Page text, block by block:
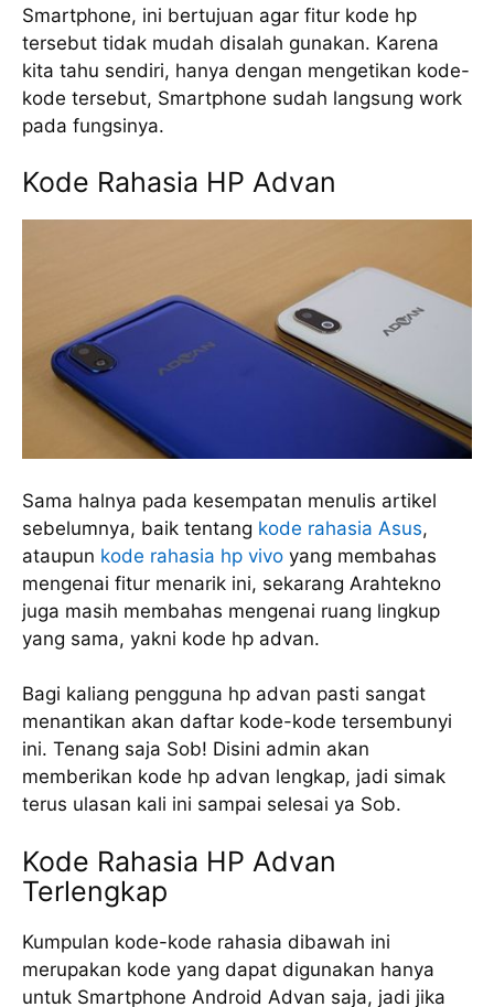
Smartphone, ini bertujuan agar fitur kode hp
tersebut tidak mudah disalah gunakan. Karena
kita tahu sendiri, hanya dengan mengetikan kode-
kode tersebut, Smartphone sudah langsung work
pada fungsinya.
Kode Rahasia HP Advan
Sama halnya pada kesempatan menulis artikel
sebelumnya, baik tentang kode rahasia Asus,
ataupun kode rahasia hp vivo yang membahas
mengenai fitur menarik ini, sekarang Arahtekno
juga masih membahas mengenai ruang lingkup
yang sama, yakni kode hp advan.
Bagi kaliang pengguna hp advan pasti sangat
menantikan akan daftar kode-kode tersembunyi
ini. Tenang saja Sob! Disini admin akan
memberikan kode hp advan lengkap, jadi simak
terus ulasan kali ini sampai selesai ya Sob.
Kode Rahasia HP Advan
Terlengkap
Kumpulan kode-kode rahasia dibawah ini
merupakan kode yang dapat digunakan hanya
untuk Smartphone Android Advan saja, jadi jika